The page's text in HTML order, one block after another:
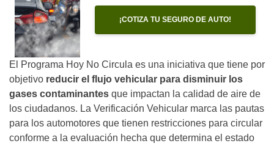
¡COTIZA TU SEGURO DE AUTO!
El Programa Hoy No Circula es una iniciativa que tiene por
objetivo reducir el flujo vehicular para disminuir los
gases contaminantes que impactan la calidad de aire de
los ciudadanos. La Verificación Vehicular marca las pautas
para los automotores que tienen restricciones para circular
conforme a la evaluación hecha que determina el estado